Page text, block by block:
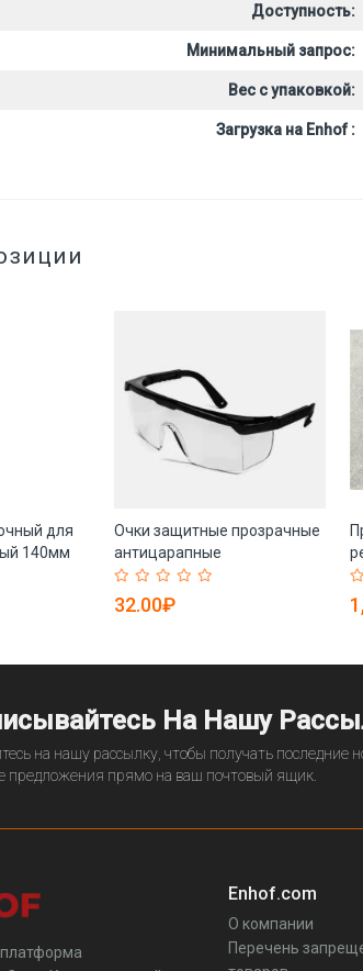
Доступность:
Минимальный запрос:
Вес с упаковкой:
Загрузка на Enhof :
для
140мм
Очки защитные прозрачные
антицарапные
противотуманные (арт. 25-
5083448)
32.00₽
На Нашу
на нашу рассылку, чтобы получать последние
предложения прямо на ваш почтовый ящик.
Enhof.com
О компании
Перечень